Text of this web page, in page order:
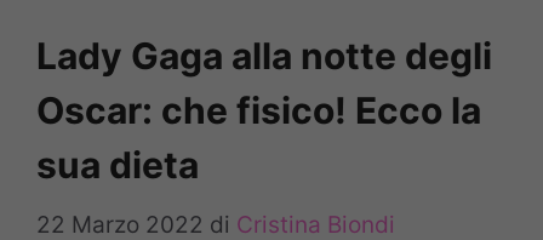
Lady Gaga alla notte degli
Oscar: che fisico! Ecco la
sua dieta
22 Marzo 2022 di Cristina Biondi